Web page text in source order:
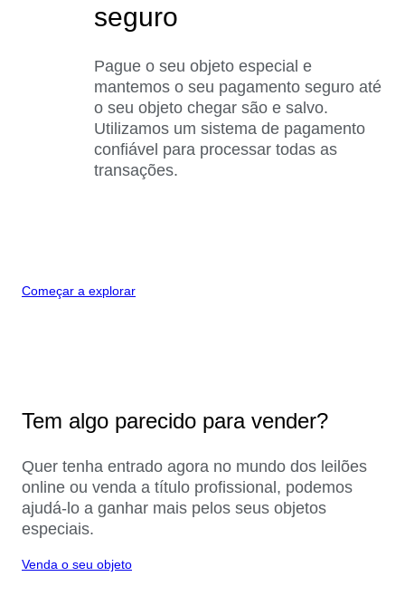
seguro
Pague o seu objeto especial e
mantemos o seu pagamento seguro até
o seu objeto chegar são e salvo.
Utilizamos um sistema de pagamento
confiável para processar todas as
transações.
Começar a explorar
Tem algo parecido para vender?
Quer tenha entrado agora no mundo dos leilões
online ou venda a título profissional, podemos
ajudá-lo a ganhar mais pelos seus objetos
especiais.
Venda o seu objeto